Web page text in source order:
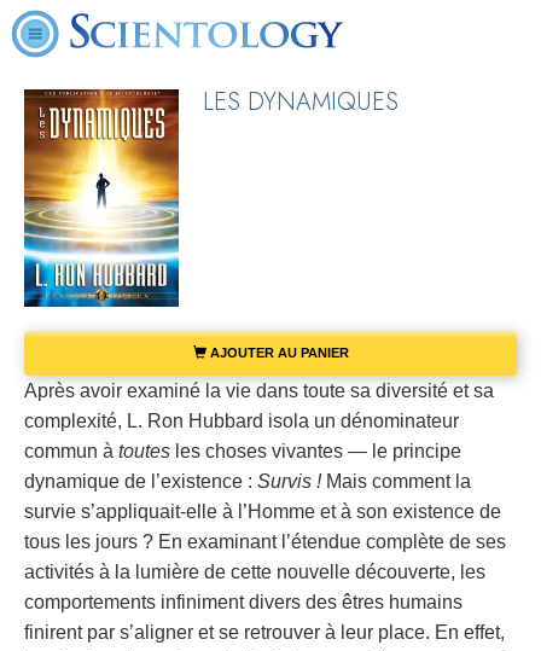
LES DYNAMIQUES
AJOUTER AU PANIER
Après avoir examiné la vie dans toute sa diversité et sa
complexité, L. Ron Hubbard isola un dénominateur
commun à toutes les choses vivantes — le principe
dynamique de l’existence : Survis !Mais comment la
survie s’appliquait-elle à l’Homme et à son existence de
tous les jours ? En examinant l’étendue complète de ses
activités à la lumière de cette nouvelle découverte, les
comportements infiniment divers des êtres humains
finirent par s’aligner et se retrouver à leur place. En effet,